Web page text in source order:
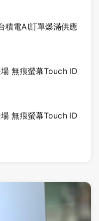
積電AI訂單爆滿供應
無痕螢幕Touch ID
無痕螢幕Touch ID